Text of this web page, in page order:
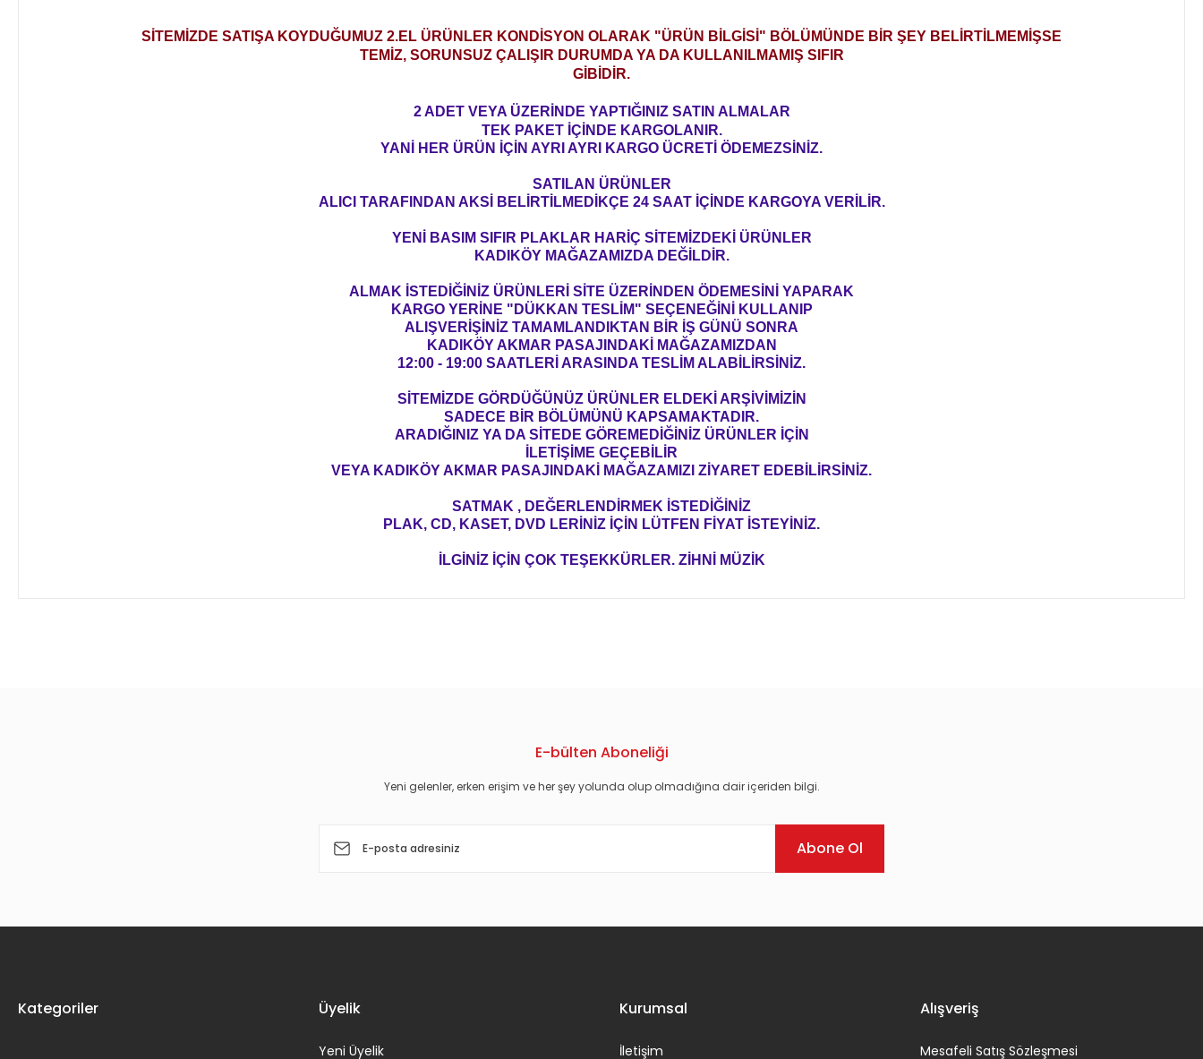
SİTEMİZDE SATIŞA KOYDUĞUMUZ 2.EL ÜRÜNLER KONDİSYON OLARAK "ÜRÜN BİLGİSİ" BÖLÜMÜNDE BİR ŞEY BELİRTİLMEMİŞSE
TEMİZ, SORUNSUZ ÇALIŞIR DURUMDA YA DA KULLANILMAMIŞ SIFIR
GİBİDİR.
2 ADET VEYA ÜZERİNDE YAPTIĞINIZ SATIN ALMALAR
TEK PAKET İÇİNDE KARGOLANIR.
YANİ HER ÜRÜN İÇİN AYRI AYRI KARGO ÜCRETİ ÖDEMEZSİNİZ.
SATILAN ÜRÜNLER
ALICI TARAFINDAN AKSİ BELİRTİLMEDİKÇE 24 SAAT İÇİNDE KARGOYA VERİLİR.
YENİ BASIM SIFIR PLAKLAR HARİÇ SİTEMİZDEKİ ÜRÜNLER
KADIKÖY MAĞAZAMIZDA DEĞİLDİR.
ALMAK İSTEDİĞİNİZ ÜRÜNLERİ SİTE ÜZERİNDEN ÖDEMESİNİ YAPARAK
KARGO YERİNE "DÜKKAN TESLİM" SEÇENEĞİNİ KULLANIP
ALIŞVERİŞİNİZ TAMAMLANDIKTAN BİR İŞ GÜNÜ SONRA
KADIKÖY AKMAR PASAJINDAKİ MAĞAZAMIZDAN
12:00 - 19:00 SAATLERİ ARASINDA TESLİM ALABİLİRSİNİZ.
SİTEMİZDE GÖRDÜĞÜNÜZ ÜRÜNLER ELDEKİ ARŞİVİMİZİN
SADECE BİR BÖLÜMÜNÜ KAPSAMAKTADIR.
ARADIĞINIZ YA DA SİTEDE GÖREMEDİĞİNİZ ÜRÜNLER İÇİN
İLETİŞİME GEÇEBİLİR
VEYA KADIKÖY AKMAR PASAJINDAKİ MAĞAZAMIZI ZİYARET EDEBİLİRSİNİZ.
SATMAK , DEĞERLENDİRMEK İSTEDİĞİNİZ
PLAK, CD, KASET, DVD LERİNİZ İÇİN LÜTFEN FİYAT İSTEYİNİZ.
İLGİNİZ İÇİN ÇOK TEŞEKKÜRLER. ZİHNİ MÜZİK
E-bülten Aboneliği
Yeni gelenler, erken erişim ve her şey yolunda olup olmadığına dair içeriden bilgi.
Abone Ol
Kategoriler Üyelik
Yeni Üyelik
Kurumsal
İletişim
Alışveriş
Mesafeli Satış Sözleşmesi